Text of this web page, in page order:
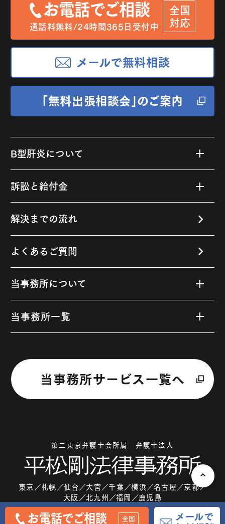
お電話でご相談
全国
メールで
「無料出張相談会」のご案内
お電話でご相談
通話料無料/24時間365日受付中
全国
対応
メールで無料相談
B型肝炎について
B型肝炎とは
B型肝炎の感染経路や原因
B型肝炎の検査と診断
B型肝炎ウイルス
B型肝炎の治療法
専門医療機関のご紹介
訴訟と給付金
B型肝炎訴訟について
B型肝炎給付金の
B型肝炎給付金額
解決までの流れ
よくあるご質問
当事務所について
私たちの強み
お客さまの声
サイトマップ
個人情報保護方針
当事務所一覧
当事務所サービス一覧へ
第二東京弁護士会所属 弁護士法人
東京 札幌 仙台 大宮 千葉 横浜 名古屋
京都
大阪
北九州 福岡 鹿児島